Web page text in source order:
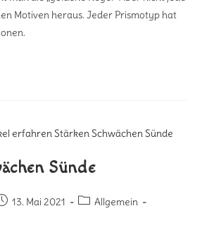
Motiven heraus. Jeder Prismotyp hat
Sünde
13. Mai 2021
Allgemein